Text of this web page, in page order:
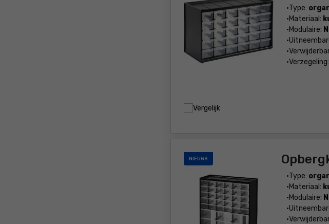
Type:
Materiaal:
Modulaire:
Verzegeling:
Vergelijk
NIEUWS
Type:
Materiaal:
Modulaire: